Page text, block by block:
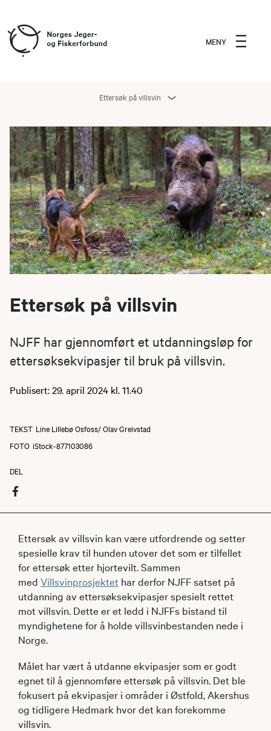
MENY
Ettersøk på villsvin
Ettersøk på villsvin
NJFF har gjennomført et utdanningsløp for
ettersøksekvipasjer til bruk på villsvin.
Publisert: 29. april 2024 kl. 11.40
TEKST Line Lillebø Osfoss/ Olav Greivstad
FOTO iStock-877103086
DEL
Ettersøk av villsvin kan være utfordrende og setter
spesielle krav til hunden utover det som er tilfellet
for ettersøk etter hjortevilt. Sammen
med Villsvinprosjektet har derfor NJFF satset på
utdanning av ettersøksekvipasjer spesielt rettet
mot villsvin. Dette er et ledd i NJFFs bistand til
myndighetene for å holde villsvinbestanden nede i
Norge.
Målet har vært å utdanne ekvipasjer som er godt
egnet til å gjennomføre ettersøk på villsvin. Det ble
fokusert på ekvipasjer i områder i Østfold, Akershus
og tidligere Hedmark hvor det kan forekomme
villsvin.